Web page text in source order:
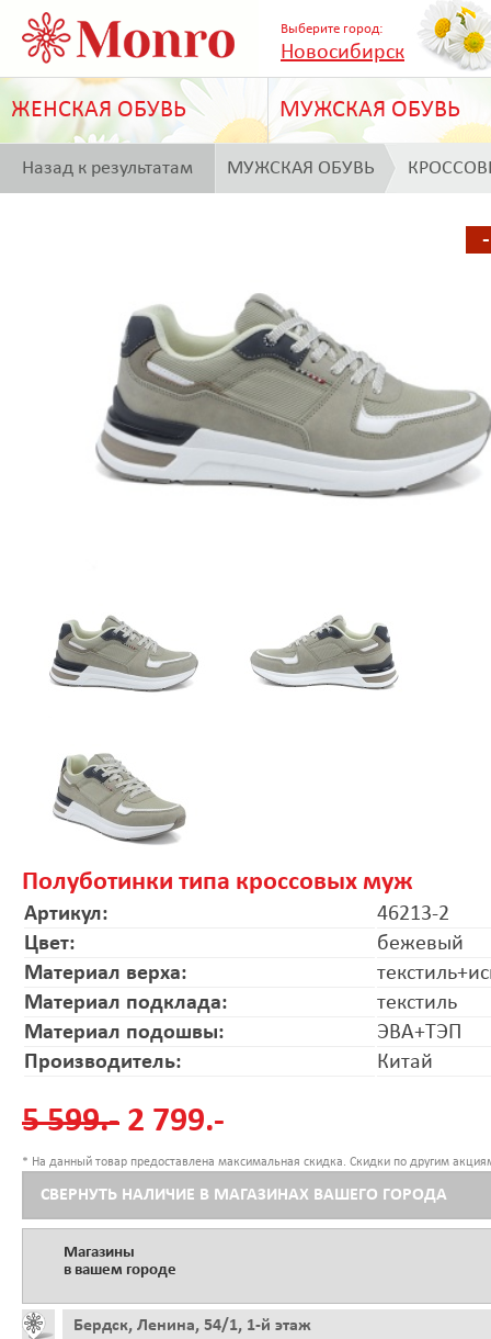
Выберите город:
Новосибирск
ЖЕНСКАЯ ОБУВЬ МУЖСКАЯ ОБУВЬ
Назад к результатам МУЖСКАЯ ОБУВЬ
Полуботинки типа кроссовых муж
Артикул:
46213-2
Цвет:
бежевый
Материал верха:
Материал подклада:
текстиль
Материал подошвы:
ЭВА+ТЭП
Производитель:
Китай
5 599.- 2 799.-
* На данный товар предоставлена максимальная скидка. Скидки по другим
СВЕРНУТЬ НАЛИЧИЕ В МАГАЗИНАХ ВАШЕГО ГОРОДА
Магазины
в вашем городе
Бердск, Ленина, 54/1, 1-й этаж